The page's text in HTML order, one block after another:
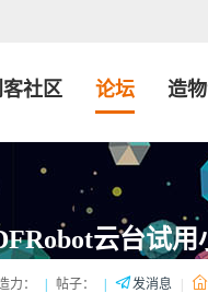
社区 论坛 造
云台试用
力： 帖子： 发消息